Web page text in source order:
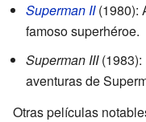
Superman II(1980):
famoso superhéroe.
Superman III(1983):
aventuras de
Otras películas